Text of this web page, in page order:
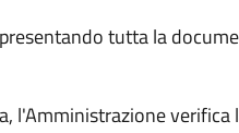
tutta la
l'Amministrazione